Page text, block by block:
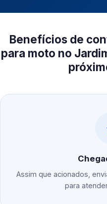
Benefícios de
para moto no
Assim que acionados,
para